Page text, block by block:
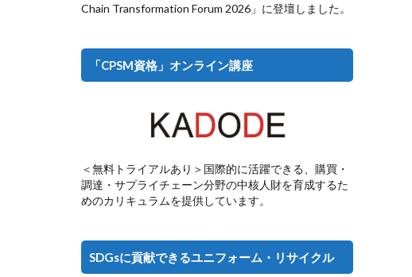
Chain Transformation Forum 2026」に登壇しました。
「CPSM資格」オンライン講座
＜無料トライアルあり＞国際的に活躍できる、購買・
調達・サプライチェーン分野の中核人財を育成するた
めのカリキュラムを提供しています。
SDGsに貢献できるユニフォーム・リサイクル